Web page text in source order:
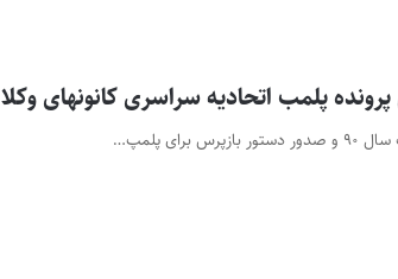
پلمب اتحادیه سراسری کانونهای وکلا
پلمپ…